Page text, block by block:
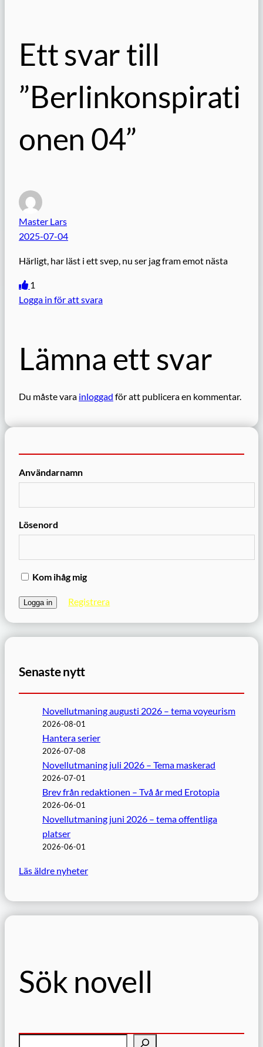
Ett svar till
”Berlinkonspirati
onen 04”
Master Lars
2025-07-04
Härligt, har läst i ett svep, nu ser jag fram emot nästa
1
Logga in för att svara
Lämna ett svar
Du måste vara inloggad för att publicera en kommentar.
Användarnamn
Lösenord
Kom ihåg mig
Registrera
Senaste nytt
Novellutmaning augusti 2026 – tema voyeurism
2026-08-01
Hantera serier
2026-07-08
Novellutmaning juli 2026 – Tema maskerad
2026-07-01
Brev från redaktionen – Två år med Erotopia
2026-06-01
Novellutmaning juni 2026 – tema offentliga
platser
2026-06-01
Läs äldre nyheter
Sök novell